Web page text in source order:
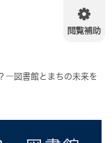
―図書館とまちの未来を